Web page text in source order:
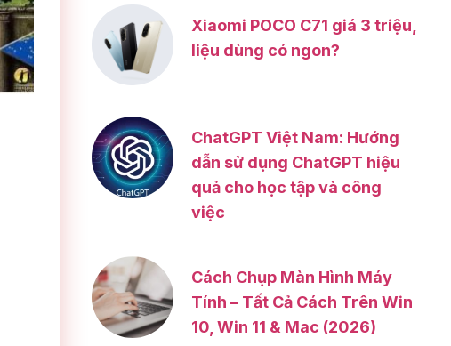
Xiaomi POCO C71 giá 3 triệu,
liệu dùng có ngon?
ChatGPT Việt Nam: Hướng
dẫn sử dụng ChatGPT hiệu
quả cho học tập và công
việc
Cách Chụp Màn Hình Máy
Tính – Tất Cả Cách Trên Win
10, Win 11 & Mac (2026)